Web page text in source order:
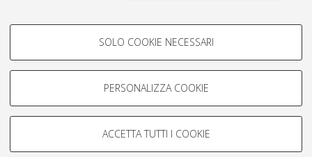
COOKIE DI PROFILAZIONE -
Si tratta di cookie utilizzati per analizzare le caratteristiche della
navigazione degli utenti, creare profili in base al loro comportamento
Mostra cookie di profilazione
COOKIE TECNICI - NECESSARI
SOLO COOKIE NECESSARI
PERSONALIZZA COOKIE
ACCETTA TUTTI I COOKIE
Impostazioni Cookie
Informativa sulla privacy
Condizioni d’uso del sito